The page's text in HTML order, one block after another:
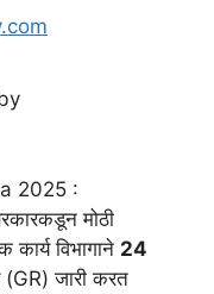
2025 :
मोठी
विभागाने 24
(GR) जारी करत